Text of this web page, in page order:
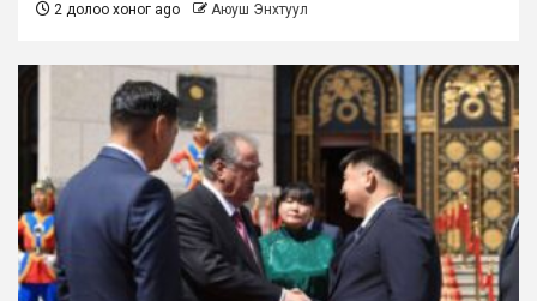
2 долоо хоног ago Аюуш Энхтуул